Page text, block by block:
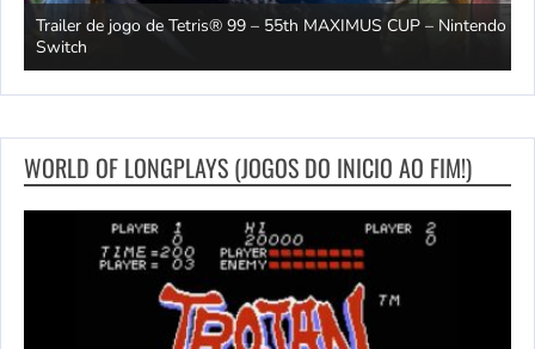
Trailer de jogo de Tetris® 99 – 55th MAXIMUS CUP – Nintendo
Switch
WORLD OF LONGPLAYS (JOGOS DO INICIO AO FIM!)